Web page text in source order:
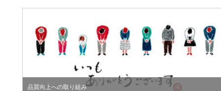
品質向上への取り組み